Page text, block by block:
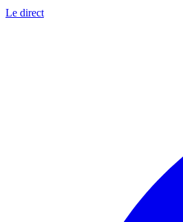
Le direct